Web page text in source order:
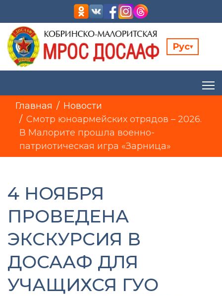
Рус▾
Главная
Новости
Смотр юноармейских отрядов – 2026.
В Малорите прошла военно-
патриотическая игра «Зарница»
4 НОЯБРЯ
ПРОВЕДЕНА
ЭКСКУРСИЯ В
ДОСААФ ДЛЯ
УЧАЩИХСЯ ГУО